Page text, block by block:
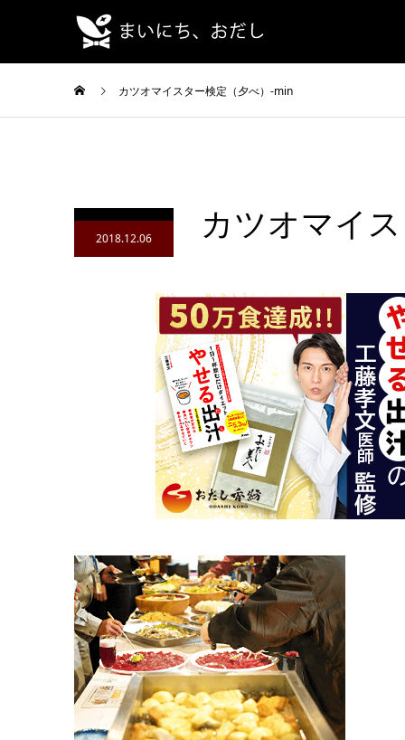
カツオマイスター検定（夕べ）-min
2018.12.06 カツオマイ